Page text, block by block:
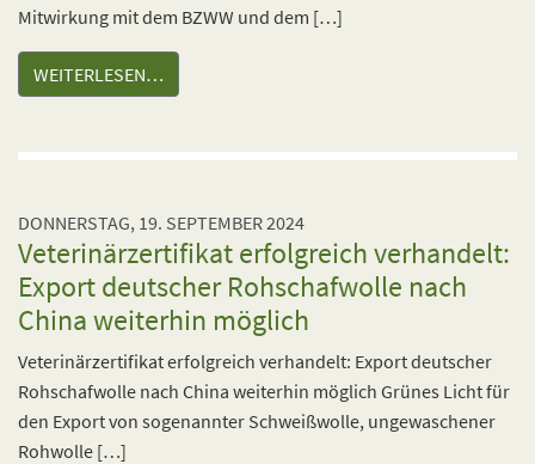
Mitwirkung mit dem BZWW und dem […]
WEITERLESEN…
DONNERSTAG, 19. SEPTEMBER 2024
Veterinärzertifikat erfolgreich verhandelt:
Export deutscher Rohschafwolle nach
China weiterhin möglich
Veterinärzertifikat erfolgreich verhandelt: Export deutscher
Rohschafwolle nach China weiterhin möglich Grünes Licht für
den Export von sogenannter Schweißwolle, ungewaschener
Rohwolle […]